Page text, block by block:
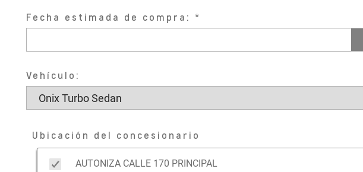
Fecha estimada de compra:
Vehículo:
Ubicación del concesionario
AUTONIZA CALLE 170 PRINCIPAL